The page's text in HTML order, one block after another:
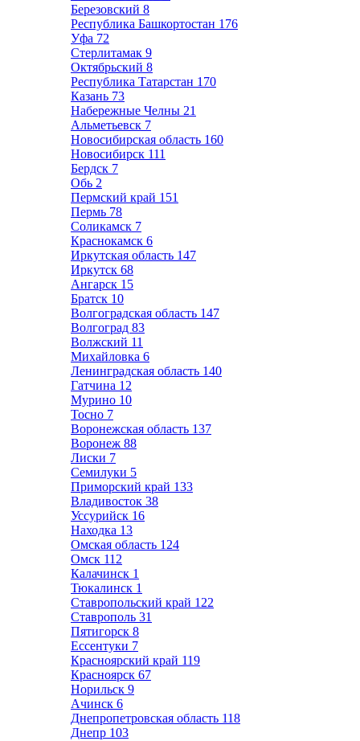
Березовский 8
Республика Башкортостан 176
Уфа 72
Стерлитамак 9
Октябрьский 8
Республика Татарстан 170
Казань 73
Набережные Челны 21
Альметьевск 7
Новосибирская область 160
Новосибирск 111
Бердск 7
Обь 2
Пермский край 151
Пермь 78
Соликамск 7
Краснокамск 6
Иркутская область 147
Иркутск 68
Ангарск 15
Братск 10
Волгоградская область 147
Волгоград 83
Волжский 11
Михайловка 6
Ленинградская область 140
Гатчина 12
Мурино 10
Тосно 7
Воронежская область 137
Воронеж 88
Лиски 7
Семилуки 5
Приморский край 133
Владивосток 38
Уссурийск 16
Находка 13
Омская область 124
Омск 112
Калачинск 1
Тюкалинск 1
Ставропольский край 122
Ставрополь 31
Пятигорск 8
Ессентуки 7
Красноярский край 119
Красноярск 67
Норильск 9
Ачинск 6
Днепропетровская область 118
Днепр 103